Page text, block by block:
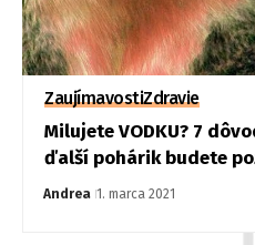
ZaujímavostiZdravie
Milujete VODKU? 7
ďalší pohárik budete
Andrea 1. marca 2021